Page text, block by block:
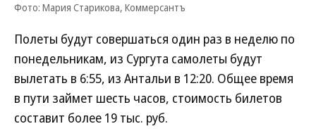
Фото: Мария Старикова, Коммерсантъ
Полеты будут совершаться один раз в неделю по
понедельникам, из Сургута самолеты будут
вылетать в 6:55, из Антальи в 12:20. Общее время
в пути займет шесть часов, стоимость билетов
составит более 19 тыс. руб.